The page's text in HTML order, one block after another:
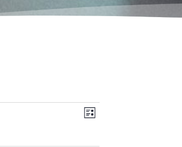
Ansichten-
Veranstaltung
LISTE